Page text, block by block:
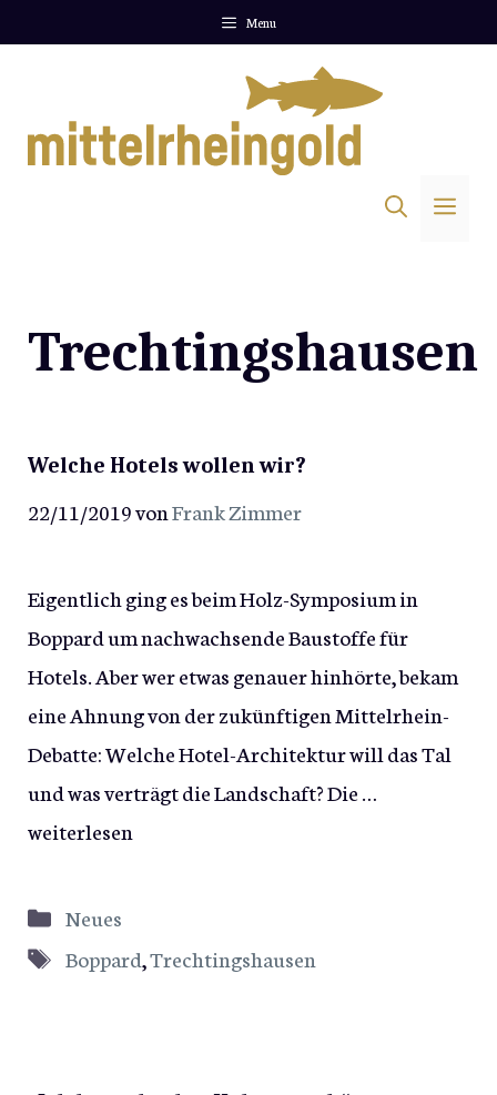
Menu
Trechtingshausen
Welche Hotels wollen wir?
22/11/2019vonFrank Zimmer
Eigentlich ging es beim Holz-Symposium in
Boppard um nachwachsende Baustoffe für
Hotels. Aber wer etwas genauer hinhörte, bekam
eine Ahnung von der zukünftigen Mittelrhein-
Debatte: Welche Hotel-Architektur will das Tal
und was verträgt die Landschaft? Die …
weiterlesen
Kategorien
Neues
Schlagwörter
Boppard,Trechtingshausen